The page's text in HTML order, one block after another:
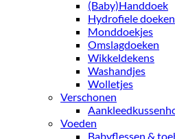
(Baby)Handdoek
Hydrofiele doeken
Monddoekjes
Omslagdoeken
Wikkeldekens
Washandjes
Wolletjes
Verschonen
Voeden
Babyflessen &